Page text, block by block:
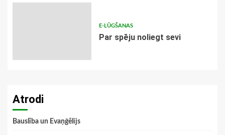
E-LŪGŠANAS
Par spēju noliegt sevi
Atrodi
Bauslība un Evaņģēlijs